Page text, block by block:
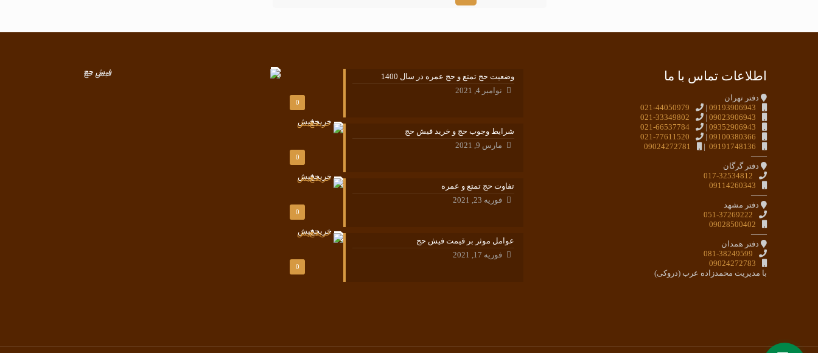
اطلاعات تماس با ما
دفتر تهران
09193906943
|
021-44050979
09023906943
|
021-33349802
09352906943
|
021-66537784
09100380366
|
021-77611520
09191748136
|
09024272781
——
دفتر گرگان
017-32534812
09114260343
——
دفتر مشهد
051-37269222
09028500402
——
دفتر همدان
081-38249599
09024272783
با مدیریت محمدزاده عرب (دروکی)
0
وضعیت حج تمتع و حج عمره در سال 1400
نوامبر 4, 2021
0
شرایط وجوب حج و خرید فیش حج
مارس 9, 2021
0
تفاوت حج تمتع و عمره
فوریه 23, 2021
0
عوامل موثر بر قیمت فیش حج
فوریه 17, 2021